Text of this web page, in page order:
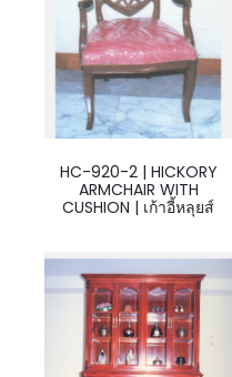
HC-920-2 | HICKORY
ARMCHAIR WITH
CUSHION | เก้าอี้หลุยส์